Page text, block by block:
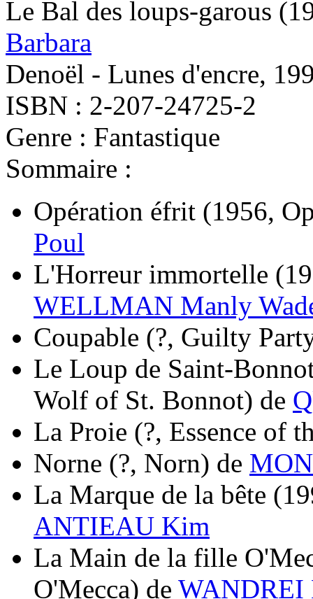
Le Bal des loups-garous
Barbara
Denoël - Lunes d'encre,
ISBN : 2-207-24725-2
Genre : Fantastique
Sommaire :
Opération éfrit (1956,
Poul
L'Horreur immortelle
WELLMAN Manly
Coupable (?, Guilty
Le Loup de Saint-
Wolf of St. Bonnot) de
La Proie (?, Essence of
Norne (?, Norn) de
La Marque de la bête
ANTIEAU Kim
La Main de la fille
O'Mecca) de WANDREI